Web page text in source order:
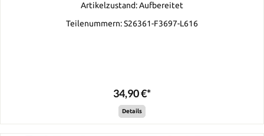
Artikelzustand: Aufbereitet
Teilenummern: S26361-F3697-L616
34,90 €*
Details